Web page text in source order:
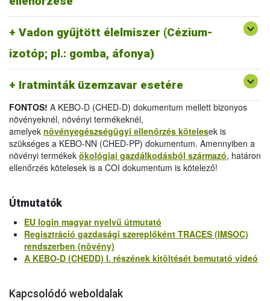
Vadon gyűjtött élelmiszer (Cézium-
izotóp; pl.: gomba, áfonya)
Iratminták üzemzavar esetére
melléklet/
IV.
-Egészségügyi bizonyítvány 2011/884/EU III.
- Vizsgálati jelentés 2011/884/EU IV.
melléklet/Analytical Report 2011/884/EU Annex IV
FONTOS! A KEBO-D (CHED-D) dokumentum mellett bizonyos
növényeknél, növényi termékeknél,
amelyek növényegészségügyi ellenőrzés kötelesek is
szükséges a KEBO-NN (CHED-PP) dokumentum. Amennyiben a
növényi termékek ökológiai gazdálkodásból származó, határon
ellenőrzés kötelesek is a COI dokumentum is kötelező!
Útmutatók
EU login magyar nyelvű útmutató
Regisztráció gazdasági szereplőként TRACES (IMSOC)
rendszerben (növény)
A KEBO-D (CHEDD) I. részének kitöltését bemutató videó
Kapcsolódó weboldalak